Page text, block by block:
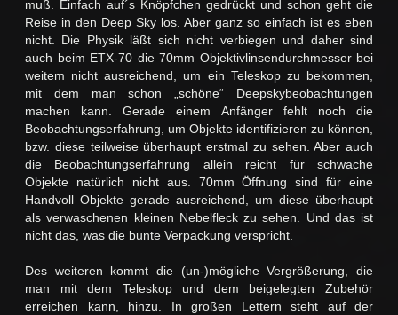
muß. Einfach auf´s Knöpfchen gedrückt und schon geht die
Reise in den Deep Sky los. Aber ganz so einfach ist es eben
nicht. Die Physik läßt sich nicht verbiegen und daher sind
auch beim ETX-70 die 70mm Objektivlinsendurchmesser bei
weitem nicht ausreichend, um ein Teleskop zu bekommen,
mit dem man schon „schöne“ Deepskybeobachtungen
machen kann. Gerade einem Anfänger fehlt noch die
Beobachtungserfahrung, um Objekte identifizieren zu können,
bzw. diese teilweise überhaupt erstmal zu sehen. Aber auch
die Beobachtungserfahrung allein reicht für schwache
Objekte natürlich nicht aus. 70mm Öffnung sind für eine
Handvoll Objekte gerade ausreichend, um diese überhaupt
als verwaschenen kleinen Nebelfleck zu sehen. Und das ist
nicht das, was die bunte Verpackung verspricht.
Des weiteren kommt die (un-)mögliche Vergrößerung, die
man mit dem Teleskop und dem beigelegten Zubehör
erreichen kann, hinzu. In großen Lettern steht auf der